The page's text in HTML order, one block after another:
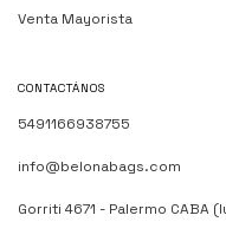
Venta Mayorista
CONTACTÁNOS
5491166938755
info@belonabags.com
Gorriti 4671 - Palermo CABA